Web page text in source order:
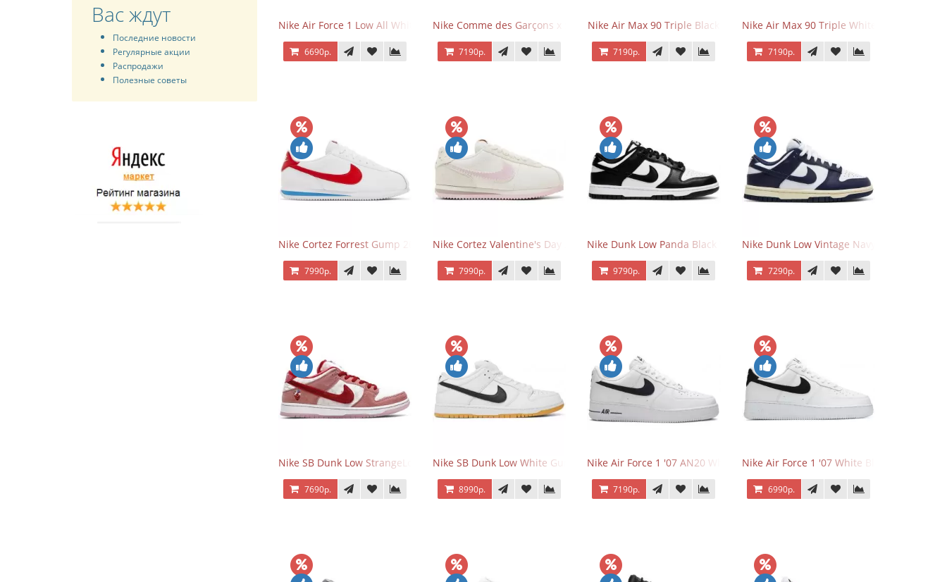
Вас ждут
Последние новости
Регулярные акции
Распродажи
Полезные советы
Nike Air Force 1 Low All White
6690р.
Nike Comme des Garçons x Supreme x Air Force 1 Low Eyes
7190р.
Nike Air Max 90 Triple Black
7190р.
Nike Air Max 90 Triple White
7190р.
Nike Cortez Forrest Gump 2024
7990р.
Nike Cortez Valentine's Day 2025
7990р.
Nike Dunk Low Panda Black White
9790р.
Nike Dunk Low Vintage Navy
7290р.
Nike SB Dunk Low StrangeLove Valentine's Day
7690р.
Nike SB Dunk Low White Gum
8990р.
Nike Air Force 1 '07 AN20 White Black
7190р.
Nike Air Force 1 '07 White Black
6990р.